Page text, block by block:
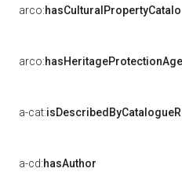
arco:
arco:
a-cat:
a-cd:hasAuthor